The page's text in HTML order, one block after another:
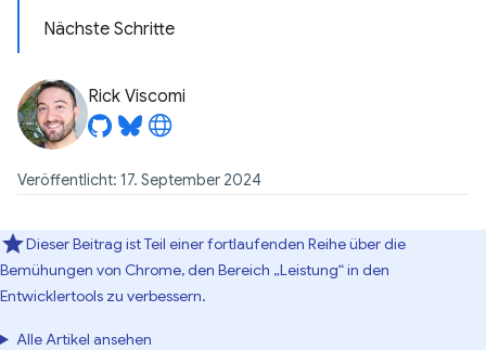
Nächste Schritte
Rick Viscomi
Veröffentlicht: 17. September 2024
Dieser Beitrag ist Teil einer fortlaufenden Reihe über die
Bemühungen von Chrome, den Bereich „Leistung“ in den
Entwicklertools zu verbessern.
Alle Artikel ansehen